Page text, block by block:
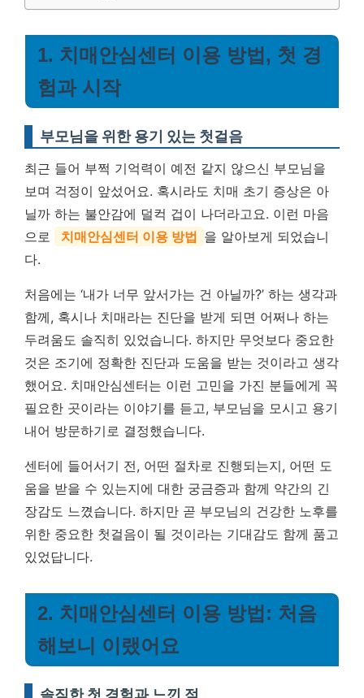
1. 치매안심센터 이용 방법, 첫 경
험과 시작
부모님을 위한 용기 있는 첫걸음
최근 들어 부쩍 기억력이 예전 같지 않으신 부모님을
보며 걱정이 앞섰어요. 혹시라도 치매 초기 증상은 아
닐까 하는 불안감에 덜컥 겁이 나더라고요. 이런 마음
으로
치매안심센터 이용 방법 을 알아보게 되었습니
다.
처음에는 ‘내가 너무 앞서가는 건 아닐까?’ 하는 생각과
함께, 혹시나 치매라는 진단을 받게 되면 어쩌나 하는
두려움도 솔직히 있었습니다. 하지만 무엇보다 중요한
것은 조기에 정확한 진단과 도움을 받는 것이라고 생각
했어요. 치매안심센터는 이런 고민을 가진 분들에게 꼭
필요한 곳이라는 이야기를 듣고, 부모님을 모시고 용기
내어 방문하기로 결정했습니다.
센터에 들어서기 전, 어떤 절차로 진행되는지, 어떤 도
움을 받을 수 있는지에 대한 궁금증과 함께 약간의 긴
장감도 느꼈습니다. 하지만 곧 부모님의 건강한 노후를
위한 중요한 첫걸음이 될 것이라는 기대감도 함께 품고
있었답니다.
2. 치매안심센터 이용 방법: 처음
해보니 이랬어요
솔직한 첫 경험과 느낀 점